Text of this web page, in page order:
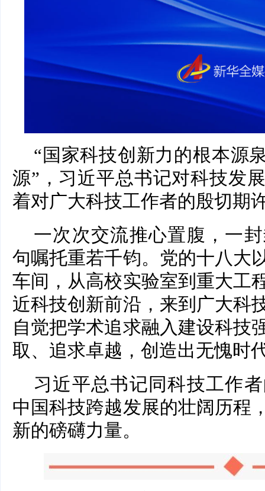
“国家科技创新力的根本源
源”，习近平总书记对科技发
着对广大科技工作者的殷切期
一次次交流推心置腹，一
句嘱托重若千钧。党的十八大
车间，从高校实验室到重大工
近科技创新前沿，来到广大科
自觉把学术追求融入建设科技
取、追求卓越，创造出无愧时
习近平总书记同科技工作
中国科技跨越发展的壮阔历程
新的磅礴力量。